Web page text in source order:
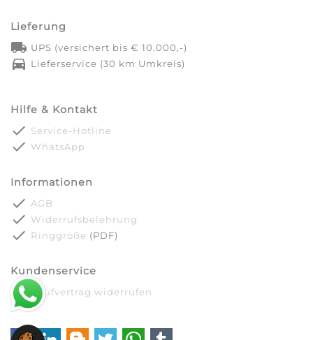
Lieferung
local_shipping UPS (versichert bis € 10.000,-)
directions_car Lieferservice (30 km Umkreis)
Hilfe & Kontakt
done Service-Hotline
done WhatsApp
Informationen
done AGB
done Widerrufsbelehrung
done Ringgröße (PDF)
Kundenservice
done Kaufvertrag widerrufen